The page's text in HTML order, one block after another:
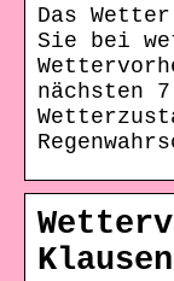
Das
Sie bei
nächsten